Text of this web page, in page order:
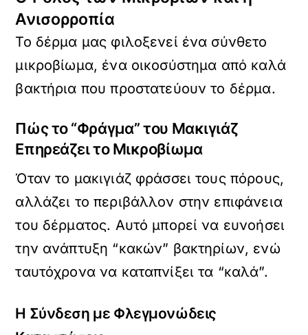
Ανισορροπία
Το δέρμα μας φιλοξενεί ένα σύνθετο
μικροβίωμα, ένα οικοσύστημα από καλά
βακτήρια που προστατεύουν το δέρμα.
Πώς το “Φράγμα” του Μακιγιάζ
Επηρεάζει το Μικροβίωμα
Όταν το μακιγιάζ φράσσει τους πόρους,
αλλάζει το περιβάλλον στην επιφάνεια
του δέρματος. Αυτό μπορεί να ευνοήσει
την ανάπτυξη “κακών” βακτηρίων, ενώ
ταυτόχρονα να καταπνίξει τα “καλά”.
Η Σύνδεση με Φλεγμονώδεις